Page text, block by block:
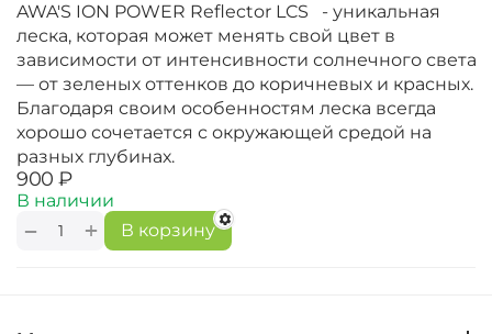
AWA'S ION POWER Reflector LCS - уникальная
леска, которая может менять свой цвет в
зависимости от интенсивности солнечного света
— от зеленых оттенков до коричневых и красных.
Благодаря своим особенностям леска всегда
хорошо сочетается с окружающей средой на
разных глубинах.
‍900‍ ₽
В наличии
+
− В корзину